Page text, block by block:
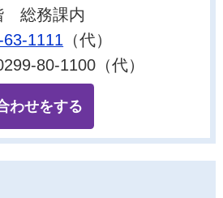
総務課内
1111 （代）
80-1100（代）
わせをする